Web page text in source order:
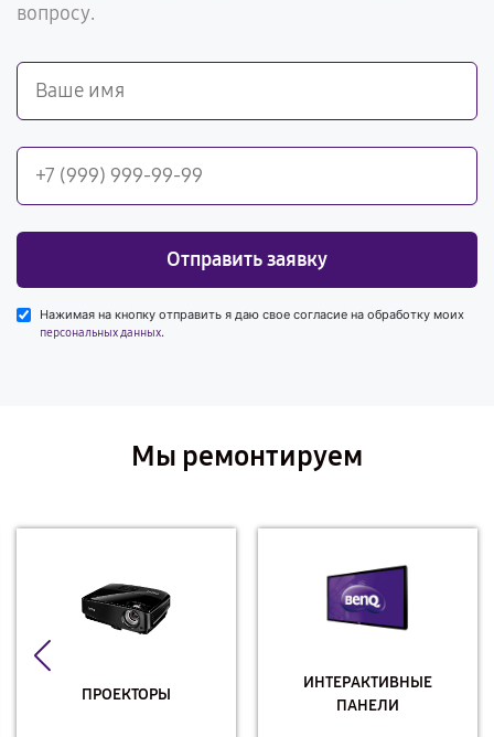
вопросу.
Отправить заявку
Нажимая на кнопку отправить я даю свое согласие на обработку моих
персональных данных.
Мы ремонтируем
ПРОЕКТОРЫ
ИНТЕРАКТИВНЫЕ
ПАНЕЛИ